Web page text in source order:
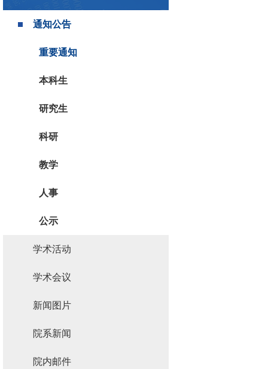
通知公告
重要通知
本科生
研究生
科研
教学
人事
公示
学术活动
学术会议
新闻图片
院系新闻
院内邮件